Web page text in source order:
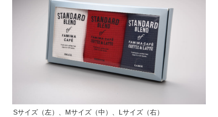
Sサイズ（左）、Mサイズ（中）、Lサイズ（右）